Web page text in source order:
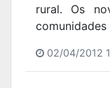
rural. Os
02/04/2012